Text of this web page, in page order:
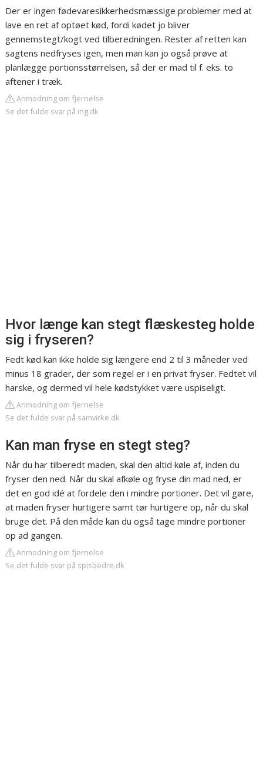
Der er ingen fødevaresikkerhedsmæssige problemer med at
lave en ret af optøet kød, fordi kødet jo bliver
gennemstegt/kogt ved tilberedningen. Rester af retten kan
sagtens nedfryses igen, men man kan jo også prøve at
planlægge portionsstørrelsen, så der er mad til f. eks. to
aftener i træk.
Anmodning om fjernelse
Se det fulde svar på ing.dk
Hvor længe kan stegt flæskesteg holde
sig i fryseren?
Fedt kød kan ikke holde sig længere end 2 til 3 måneder ved
minus 18 grader, der som regel er i en privat fryser. Fedtet vil
harske, og dermed vil hele kødstykket være uspiseligt.
Anmodning om fjernelse
Se det fulde svar på samvirke.dk
Kan man fryse en stegt steg?
Når du har tilberedt maden, skal den altid køle af, inden du
fryser den ned. Når du skal afkøle og fryse din mad ned, er
det en god idé at fordele den i mindre portioner. Det vil gøre,
at maden fryser hurtigere samt tør hurtigere op, når du skal
bruge det. På den måde kan du også tage mindre portioner
op ad gangen.
Anmodning om fjernelse
Se det fulde svar på spisbedre.dk